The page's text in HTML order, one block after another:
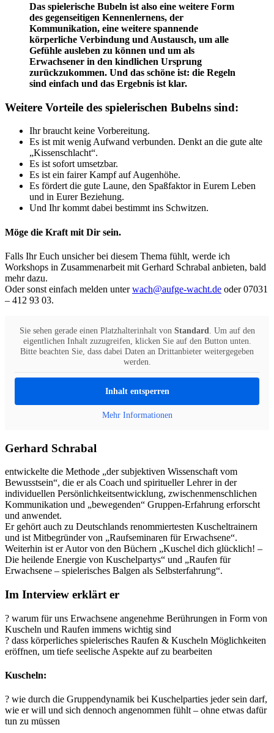
Das spielerische Bubeln ist also eine weitere Form
des gegenseitigen Kennenlernens, der
Kommunikation, eine weitere spannende
körperliche Verbindung und Austausch, um alle
Gefühle ausleben zu können und um als
Erwachsener in den kindlichen Ursprung
zurückzukommen. Und das schöne ist: die Regeln
sind einfach und das Ergebnis ist klar.
Weitere Vorteile des spielerischen Bubelns sind:
Ihr braucht keine Vorbereitung.
Es ist mit wenig Aufwand verbunden. Denkt an die gute alte
„Kissenschlacht“.
Es ist sofort umsetzbar.
Es ist ein fairer Kampf auf Augenhöhe.
Es fördert die gute Laune, den Spaßfaktor in Eurem Leben
und in Eurer Beziehung.
Und Ihr kommt dabei bestimmt ins Schwitzen.
Möge die Kraft mit Dir sein.
Falls Ihr Euch unsicher bei diesem Thema fühlt, werde ich
Workshops in Zusammenarbeit mit Gerhard Schrabal anbieten, bald
mehr dazu.
Oder sonst einfach melden unterwach@aufge-wacht.de oder 07031
– 412 93 03.
Sie sehen gerade einen Platzhalterinhalt von Standard
. Um auf den
eigentlichen Inhalt zuzugreifen, klicken Sie auf den Button unten.
Bitte beachten Sie, dass dabei Daten an Drittanbieter weitergegeben
werden.
Inhalt entsperren
Mehr Informationen
Gerhard Schrabal
entwickelte die Methode „der subjektiven Wissenschaft vom
Bewusstsein“, die er als Coach und spiritueller Lehrer in der
individuellen Persönlichkeitsentwicklung, zwischenmenschlichen
Kommunikation und „bewegenden“ Gruppen-Erfahrung erforscht
und anwendet.
Er gehört auch zu Deutschlands renommiertesten Kuscheltrainern
und ist Mitbegründer von „Raufseminaren für Erwachsene“.
Weiterhin ist er Autor von den Büchern „Kuschel dich glücklich! –
Die heilende Energie von Kuschelpartys“ und „Raufen für
Erwachsene – spielerisches Balgen als Selbsterfahrung“.
Im Interview erklärt er
? warum für uns Erwachsene angenehme Berührungen in Form von
Kuscheln und Raufen immens wichtig sind
? dass körperliches spielerisches Raufen & Kuscheln Möglichkeiten
eröffnen, um tiefe seelische Aspekte auf zu bearbeiten
Kuscheln:
? wie durch die Gruppendynamik bei Kuschelparties jeder sein darf,
wie er will und sich dennoch angenommen fühlt – ohne etwas dafür
tun zu müssen